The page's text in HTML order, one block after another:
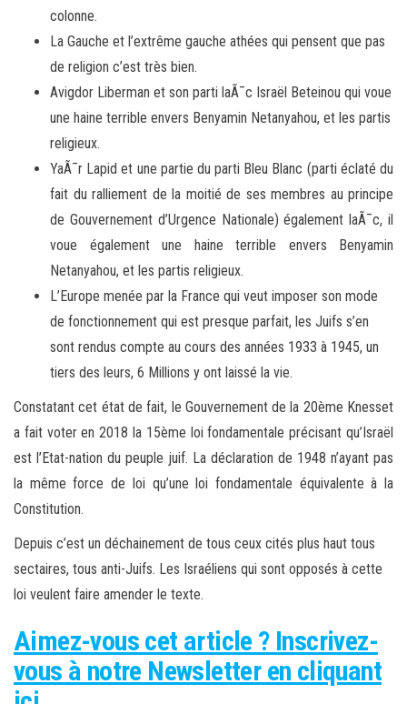
colonne.
La Gauche et l’extrême gauche athées qui pensent que pas
de religion c’est très bien.
Avigdor Liberman et son parti laÃ¯c Israël Beteinou qui voue
une haine terrible envers Benyamin Netanyahou, et les partis
religieux.
YaÃ¯r Lapid et une partie du parti Bleu Blanc (parti éclaté du
fait du ralliement de la moitié de ses membres au principe
de Gouvernement d’Urgence Nationale) également laÃ¯c, il
voue également une haine terrible envers Benyamin
Netanyahou, et les partis religieux.
L’Europe menée par la France qui veut imposer son mode
de fonctionnement qui est presque parfait, les Juifs s’en
sont rendus compte au cours des années 1933 à 1945, un
tiers des leurs, 6 Millions y ont laissé la vie.
Constatant cet état de fait, le Gouvernement de la 20ème Knesset
a fait voter en 2018 la 15ème loi fondamentale précisant qu’Israël
est l’Etat-nation du peuple juif. La déclaration de 1948 n’ayant pas
la même force de loi qu’une loi fondamentale équivalente à la
Constitution.
Depuis c’est un déchainement de tous ceux cités plus haut tous
sectaires, tous anti-Juifs. Les Israéliens qui sont opposés à cette
loi veulent faire amender le texte.
Aimez-vous cet article ? Inscrivez-
vous à notre Newsletter en cliquant